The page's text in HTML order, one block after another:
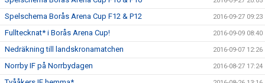
Spelschema Borås Arena Cup F12 & P12 2016-09-27 09:23
Fulltecknat* i Borås Arena Cup! 2016-09-09 08:40
Nedräkning till landskronamatchen 2016-09-07 12:26
Norrby IF på Norrbydagen 2016-08-27 17:24